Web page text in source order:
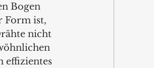
Bogen
Form ist,
nicht
effizientes